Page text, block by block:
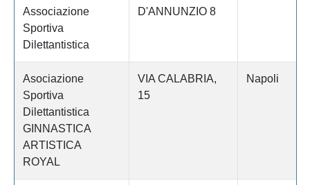
Associazione
Sportiva
Dilettantistica
D'ANNUNZIO 8
Asociazione
Sportiva
Dilettantistica
GINNASTICA
ARTISTICA
ROYAL
VIA CALABRIA,
15
Napoli